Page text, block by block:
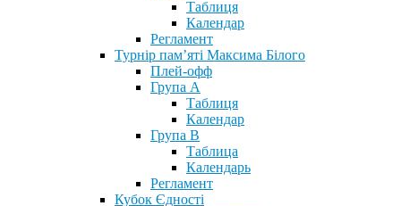
Таблиця
Календар
Регламент
Турнір пам’яті Максима Білого
Плей-офф
Група А
Таблиця
Календар
Група В
Таблица
Календарь
Регламент
Кубок Єдності